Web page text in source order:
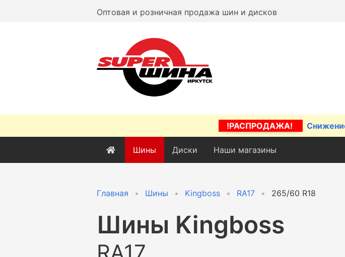
Оптовая и розничная продажа шин и дисков
!РАСПРОДАЖА!
Шины Диски Наши магазины
Главная Шины Kingboss RA17 265/60 R18
Шины Kingboss